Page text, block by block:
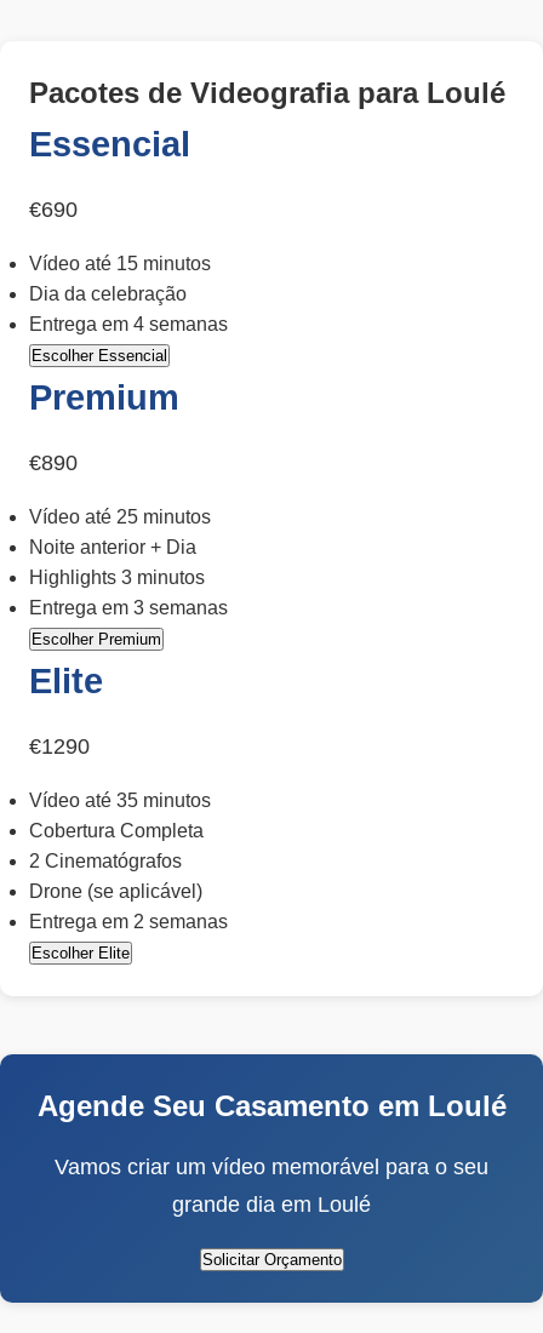
Pacotes de Videografia para Loulé
Essencial
€690
Vídeo até 15 minutos
Dia da celebração
Entrega em 4 semanas
Escolher Essencial
Premium
€890
Vídeo até 25 minutos
Noite anterior + Dia
Highlights 3 minutos
Entrega em 3 semanas
Escolher Premium
Elite
€1290
Vídeo até 35 minutos
Cobertura Completa
2 Cinematógrafos
Drone (se aplicável)
Entrega em 2 semanas
Escolher Elite
Agende Seu Casamento em Loulé
Vamos criar um vídeo memorável para o seu
grande dia em Loulé
Solicitar Orçamento